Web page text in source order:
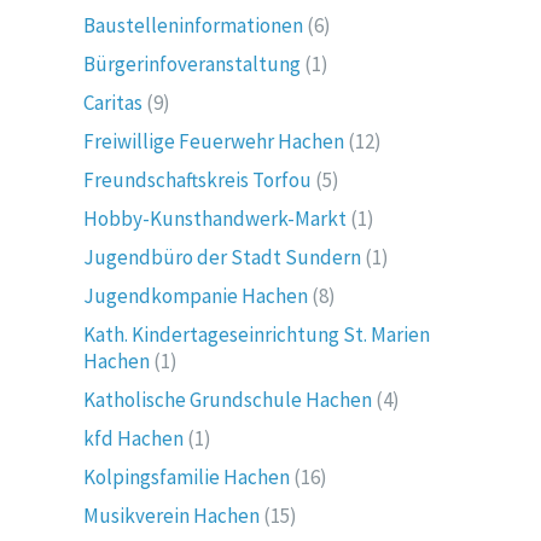
Baustelleninformationen(6)
Bürgerinfoveranstaltung(1)
Caritas (9)
Freiwillige Feuerwehr Hachen(12)
Freundschaftskreis Torfou (5)
Hobby-Kunsthandwerk-Markt(1)
Jugendbüro der Stadt Sundern(1)
Jugendkompanie Hachen(8)
Kath. Kindertageseinrichtung St. Marien
Hachen(1)
Katholische Grundschule Hachen(4)
kfd Hachen(1)
Kolpingsfamilie Hachen(16)
Musikverein Hachen(15)